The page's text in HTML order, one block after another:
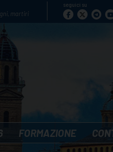
martiri
seguici su
FORMAZIONE